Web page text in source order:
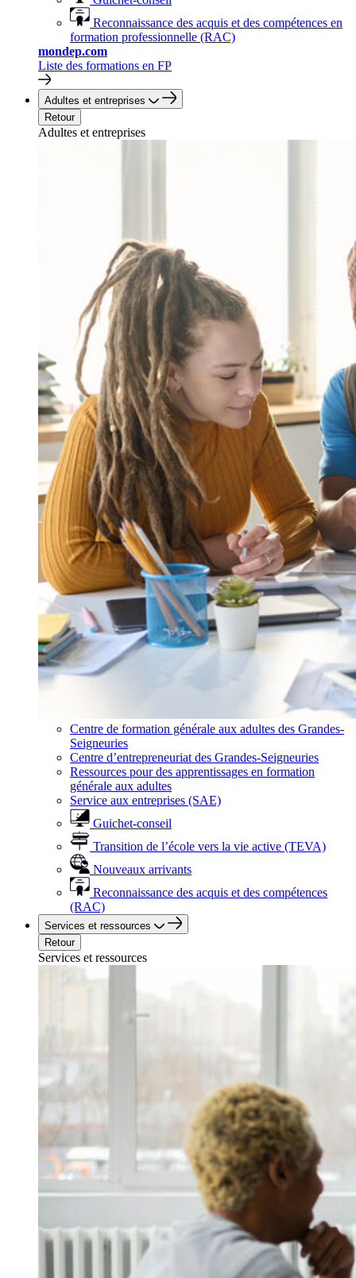
Reconnaissance des acquis et des compétences en
formation professionnelle (RAC)
mondep.com
Liste des formations en FP
Adultes et entreprises
Retour
Adultes et entreprises
Centre de formation générale aux adultes des Grandes-
Seigneuries
Centre d’entrepreneuriat des Grandes-Seigneuries
Ressources pour des apprentissages en formation
générale aux adultes
Service aux entreprises (SAE)
Guichet-conseil
Transition de l’école vers la vie active (TEVA)
Nouveaux arrivants
Reconnaissance des acquis et des compétences
(RAC)
Services et ressources
Retour
Services et ressources